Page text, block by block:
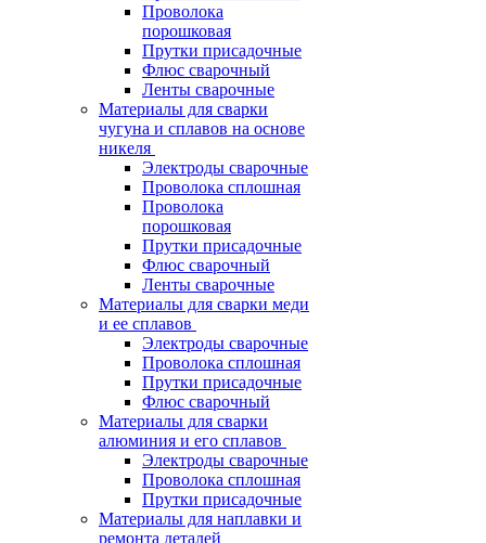
Проволока
порошковая
Прутки присадочные
Флюс сварочный
Ленты сварочные
Материалы для сварки
чугуна и сплавов на основе
никеля
Электроды сварочные
Проволока сплошная
Проволока
порошковая
Прутки присадочные
Флюс сварочный
Ленты сварочные
Материалы для сварки меди
и ее сплавов
Электроды сварочные
Проволока сплошная
Прутки присадочные
Флюс сварочный
Материалы для сварки
алюминия и его сплавов
Электроды сварочные
Проволока сплошная
Прутки присадочные
Материалы для наплавки и
ремонта деталей